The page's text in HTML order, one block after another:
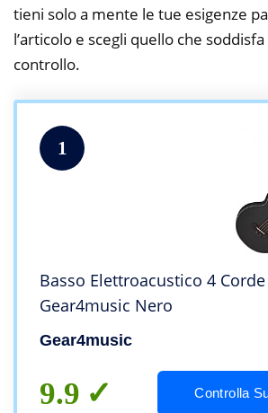
tieni solo a mente le tue esigenze
l’articolo e scegli quello che
controllo.
1
Basso Elettroacustico 4 Corde
Gear4music Nero
Gear4music
9.9 Controlla